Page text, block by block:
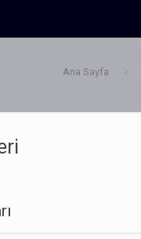
Ana Sayfa